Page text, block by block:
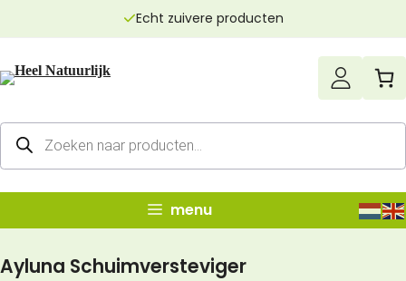
inhoud
Echt zuivere producten
Producten
zoeken
menu
Ayluna Schuimversteviger